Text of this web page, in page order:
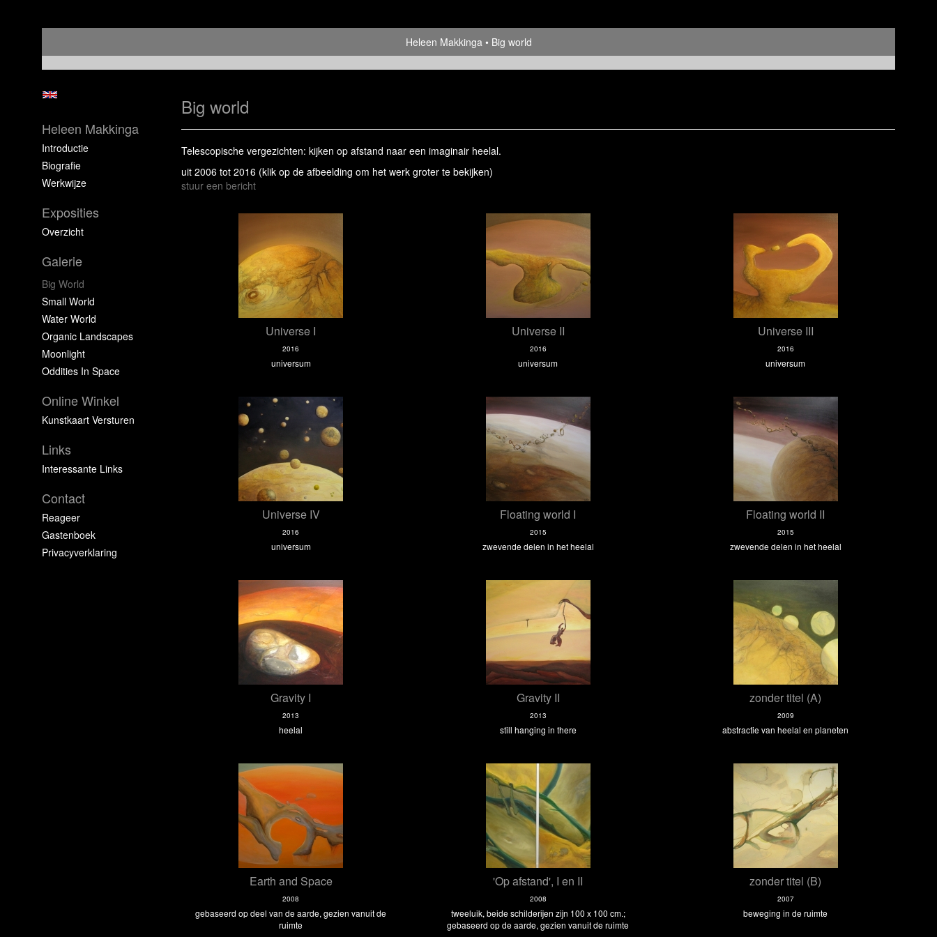
Heleen Makkinga Big world
Big world
Telescopische vergezichten: kijken op afstand naar een imaginair heelal.
uit 2006 tot 2016 (klik op de afbeelding om het werk groter te bekijken)
stuur een bericht
Universe I
2016
universum
Universe II
2016
universum
Universe III
2016
universum
Universe IV
2016
universum
Floating world I
2015
zwevende delen in het heelal
Floating world II
2015
zwevende delen in het heelal
Gravity I
2013
heelal
Gravity II
2013
still hanging in there
zonder titel (A)
2009
abstractie van heelal en planeten
Earth and Space
2008
gebaseerd op deel van de aarde, gezien vanuit de
ruimte
'Op afstand', I en II
2008
tweeluik, beide schilderijen zijn 100 x 100 cm.;
gebaseerd op de aarde, gezien vanuit de ruimte
zonder titel (B)
2007
beweging in de ruimte
Heleen Makkinga
Introductie
Biografie
Werkwijze
Exposities
Overzicht
Galerie
Big World
Small World
Water World
Organic Landscapes
Moonlight
Oddities In Space
Online Winkel
Kunstkaart Versturen
Links
Interessante Links
Contact
Reageer
Gastenboek
Privacyverklaring